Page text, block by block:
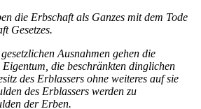
die Erbschaft als Ganzes mit dem Tode
Gesetzes.
Ausnahmen gehen die
die beschränkten dinglichen
des Erblassers ohne weiteres auf sie
des Erblassers werden zu
der Erben.